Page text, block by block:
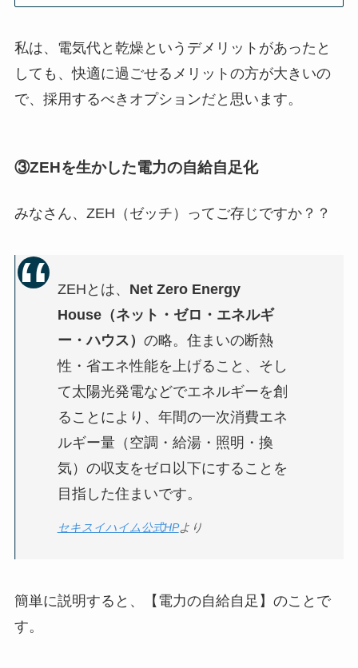
私は、 電気代と乾燥 というデメリットがあったと
しても、快適に過ごせるメリットの方が大きいの
で、採用するべきオプションだと思います。
③ZEHを生かした電力の自給自足化
みなさん、 ZEH （ゼッチ）ってご存じですか？？
ZEHとは、 Net Zero Energy
House（ネット・ゼロ・エネルギ
ー・ハウス） の略。住まいの断熱
性・省エネ性能を上げること、そし
て太陽光発電などでエネルギーを創
ることにより、年間の一次消費エネ
ルギー量（空調・給湯・照明・換
気）の収支をゼロ以下にすることを
目指した住まいです。
セキスイハイム公式HPより
簡単に説明すると、【電力の自給自足】のことで
す。